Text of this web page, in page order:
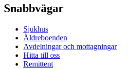
Snabbvägar
Sjukhus
Äldreboenden
Avdelningar och mottagningar
Hitta till oss
Remittent